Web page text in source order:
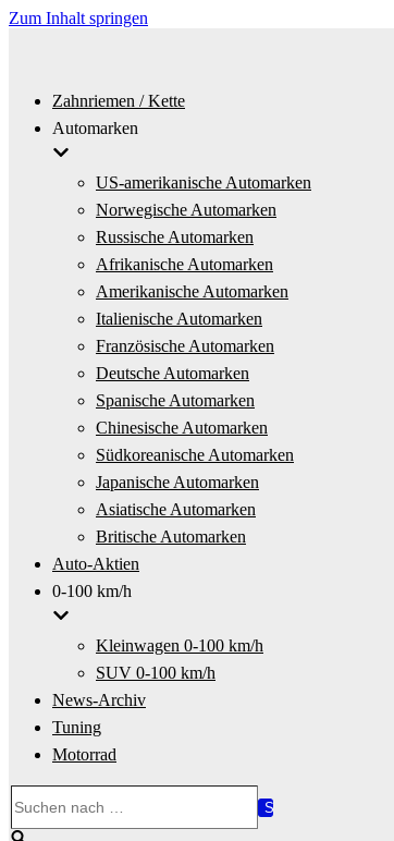
Zum Inhalt springen
Zahnriemen / Kette
Automarken
US-amerikanische Automarken
Norwegische Automarken
Russische Automarken
Afrikanische Automarken
Amerikanische Automarken
Italienische Automarken
Französische Automarken
Deutsche Automarken
Spanische Automarken
Chinesische Automarken
Südkoreanische Automarken
Japanische Automarken
Asiatische Automarken
Britische Automarken
Auto-Aktien
0-100 km/h
Kleinwagen 0-100 km/h
SUV 0-100 km/h
News-Archiv
Tuning
Motorrad
nach …